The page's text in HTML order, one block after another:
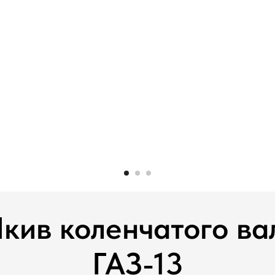
коленчатого
ГАЗ-13